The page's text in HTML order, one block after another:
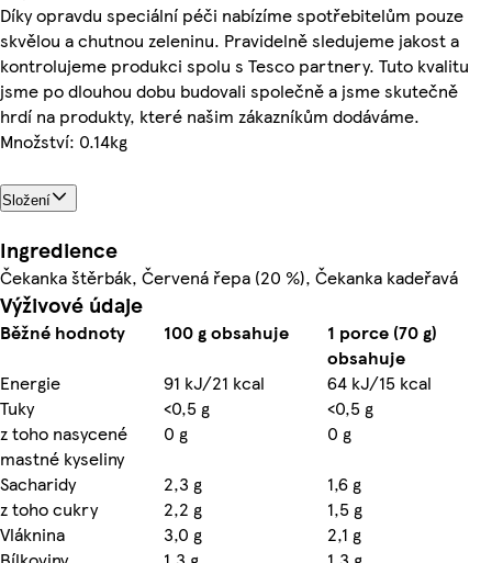
Díky opravdu speciální péči nabízíme spotřebitelům pouze
skvělou a chutnou zeleninu. Pravidelně sledujeme jakost a
kontrolujeme produkci spolu s Tesco partnery. Tuto kvalitu
jsme po dlouhou dobu budovali společně a jsme skutečně
hrdí na produkty, které našim zákazníkům dodáváme.
Množství: 0.14kg
Složení
Ingredience
Čekanka štěrbák, Červená řepa (20 %), Čekanka kadeřavá
Výživové údaje
Běžné hodnoty 100 g obsahuje
1 porce (70 g)
obsahuje
Energie
91 kJ/21 kcal
64 kJ/15 kcal
Tuky
<0,5 g
<0,5 g
z toho nasycené
mastné kyseliny
0 g
0 g
Sacharidy
2,3 g
1,6 g
z toho cukry
2,2 g
1,5 g
Vláknina
3,0 g
2,1 g